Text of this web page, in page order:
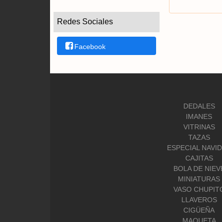
Redes Sociales
Facebook
DEDALES
IMANES
VITRINAS
TAZAS
ESPECIAL
CAJITAS
BOLA DE
MINIATURAS
VASO
LLAVEROS
CIGÜEÑA